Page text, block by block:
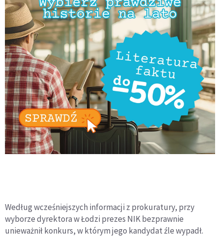
Według wcześniejszych informacji z prokuratury, przy
wyborze dyrektora w Łodzi prezes NIK bezprawnie
unieważnił konkurs, w którym jego kandydat źle wypadł.